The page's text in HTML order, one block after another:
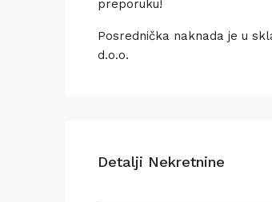
preporuku!
Posrednička naknada je u
d.o.o.
Detalji Nekretnine